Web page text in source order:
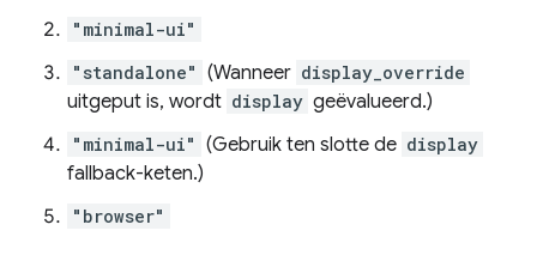
"minimal-ui"
"standalone" (Wanneer display_override
uitgeput is, wordt display geëvalueerd.)
"minimal-ui" (Gebruik ten slotte de display
fallback-keten.)
"browser"